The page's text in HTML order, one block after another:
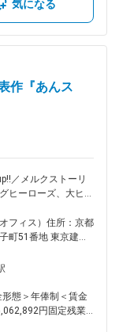
。 ■組織風
職が2.7%・バックオ
問わず実力主義で
です。リーダー職
役割）の平均年齢は
の事例もありま
ターズフライデー』
もOKとしていま
いれないようにして
んでいただくことを
がないが通勤等が心
取得率は100%、子
休取得ケースも実績
ている結果、離職率
多数です！ 変更
り■インセンティ
金はあくまでも目
気になる
作『あんス
／メルクストーリ
ヒーローズ、大ヒッ
した、Happy
だきます。 ■業
画 ・物販催事イベ
・通算契約期間上限
フィス）住所：京都
町51番地 東京建物
京都線／烏丸駅受
社の定める事業所
態＞年俸制＜賃金
円固定残業